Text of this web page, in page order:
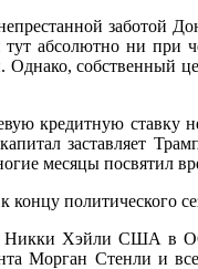
заботой
абсолютно ни при
Однако,
кредитную ставку
заставляет
месяцы посвятил
политического
Хэйли США в
Морган Стенли и